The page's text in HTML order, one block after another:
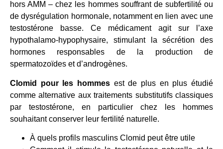
hors AMM – chez les hommes souffrant de subfertilité ou
de dysrégulation hormonale, notamment en lien avec une
testostérone basse. Ce médicament agit sur l’axe
hypothalamo-hypophysaire, stimulant la sécrétion des
hormones responsables de la production de
spermatozoïdes et d’androgènes.
Clomid pour les hommes est de plus en plus étudié
comme alternative aux traitements substitutifs classiques
par testostérone, en particulier chez les hommes
souhaitant conserver leur fertilité naturelle.
À quels profils masculins Clomid peut être utile